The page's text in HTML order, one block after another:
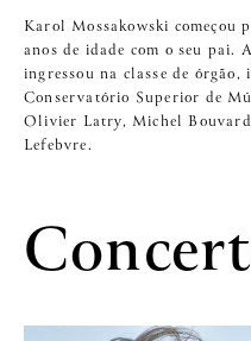
Karol Mossakowski começou
anos de idade com o seu pai.
ingressou na classe de órgão,
Conservatório Superior de
Olivier Latry, Michel
Lefebvre.